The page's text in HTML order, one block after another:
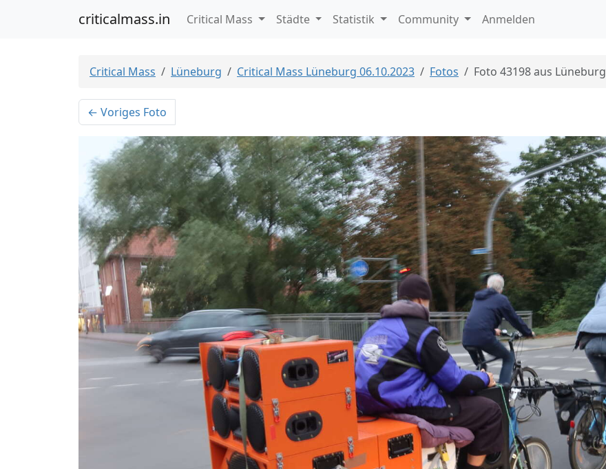
criticalmass.in Critical Mass Städte Statistik Community Anmelden
Critical Mass Lüneburg Critical Mass Lüneburg 06.10.2023 Fotos Foto 43198 aus Lüneburg
← Voriges Foto